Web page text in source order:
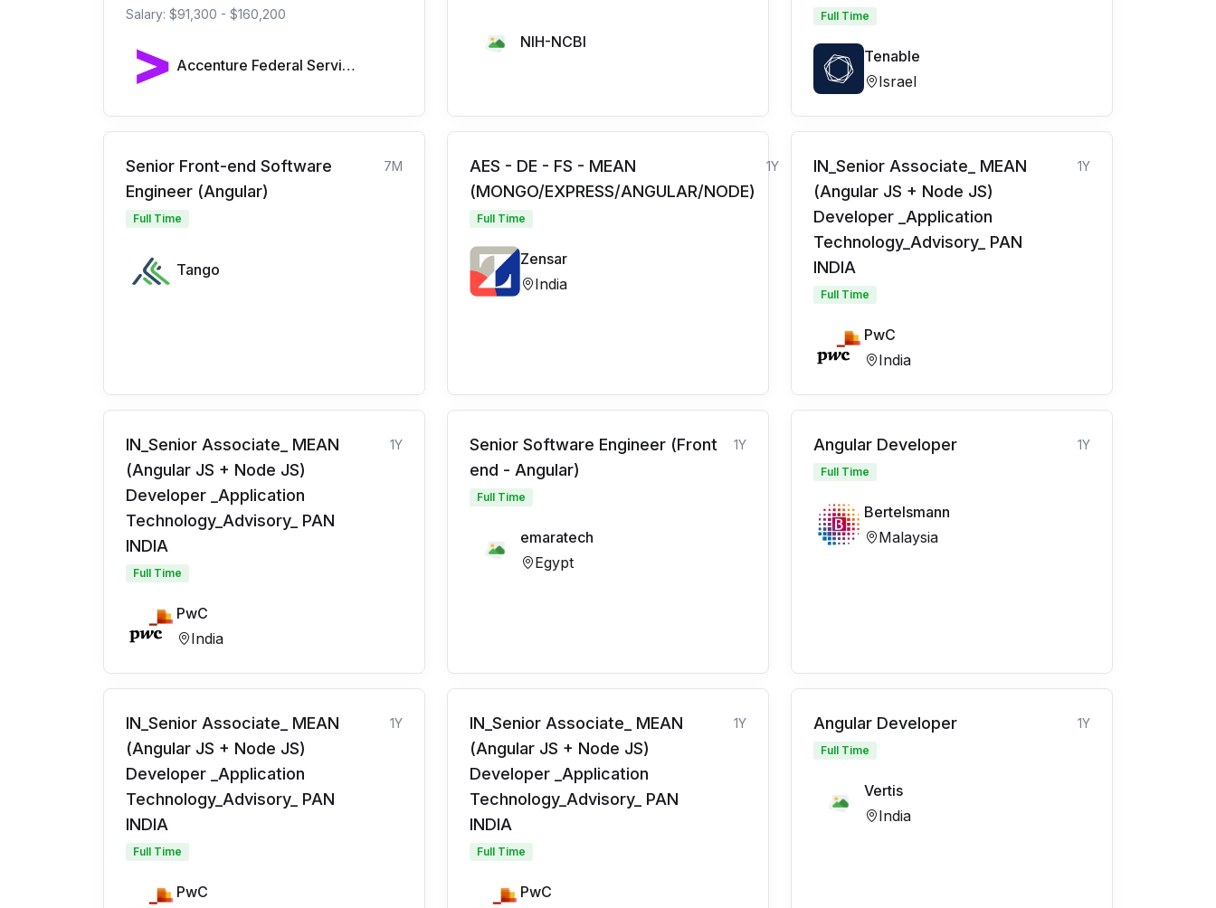
Salary: $91,300 - $160,200
Accenture Federal Services
NIH-NCBI
Full Time
Tenable
Israel
Senior Front-end Software
Engineer (Angular)
7M
Full Time
Tango
AES - DE - FS - MEAN
(MONGO/EXPRESS/ANGULAR/NODE)
1Y
Full Time
Zensar
India
IN_Senior Associate_ MEAN
(Angular JS + Node JS)
Developer _Application
Technology_Advisory_ PAN
INDIA
1Y
Full Time
PwC
India
IN_Senior Associate_ MEAN
(Angular JS + Node JS)
Developer _Application
Technology_Advisory_ PAN
INDIA
1Y
Full Time
PwC
India
Senior Software Engineer (Front
end - Angular)
1Y
Full Time
emaratech
Egypt
Angular Developer 1Y
Full Time
Bertelsmann
Malaysia
IN_Senior Associate_ MEAN
(Angular JS + Node JS)
Developer _Application
Technology_Advisory_ PAN
INDIA
1Y
Full Time
PwC
IN_Senior Associate_ MEAN
(Angular JS + Node JS)
Developer _Application
Technology_Advisory_ PAN
INDIA
1Y
Full Time
PwC
Angular Developer 1Y
Full Time
Vertis
India